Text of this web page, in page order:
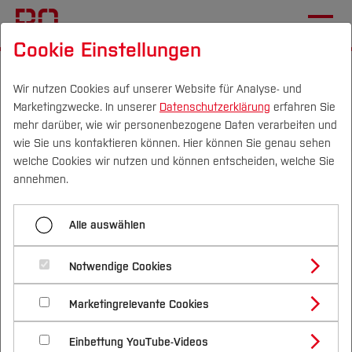
Campus Personen DE|EN Quicklinks
Studium
Studienangebote
Bachelorstudiengänge
Masterstudiengänge
Vor dem Studium
Bewerben & Einschreiben
Bewerbungsportal
Im Studium
Studienbüros und Prüfungen
Nach dem Studium
Forschung & Transfer
Profil
Forschungs- und Transferprofil
Schwerpunkte (FuT)
Beratung & Förderung
Nachhaltigkeit
Nachhaltigkeit studieren
International
Fachgebiete
Labor für Nachhaltigkeit in der Technik
Aktuelles
Das Labor für
Nachhaltigkeit in der
Technik wurde auf der 2.
International Conference
on Sustainable Energy
Education (SEED) mit zwei
Preisen ausgezeichnet
Cookie Einstellungen
Wir nutzen Cookies auf unserer Website für Analyse- und
Marketingzwecke. In unserer Datenschutzerklärung erfahren Sie
mehr darüber, wie wir personenbezogene Daten verarbeiten und
wie Sie uns kontaktieren können. Hier können Sie genau sehen
welche Cookies wir nutzen und können entscheiden, welche Sie
annehmen.
Alle auswählen
Notwendige Cookies
Marketingrelevante Cookies
Einbettung YouTube-Videos